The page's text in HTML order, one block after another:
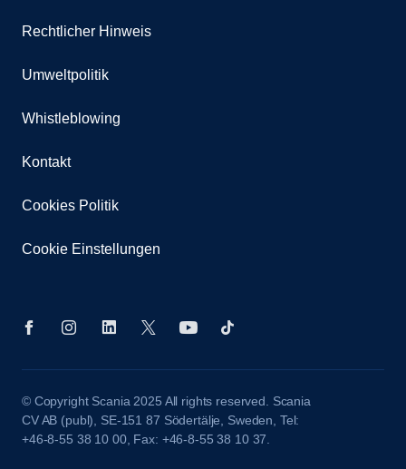
Rechtlicher Hinweis
Umweltpolitik
Whistleblowing
Kontakt
Cookies Politik
Cookie Einstellungen
© Copyright Scania 2025 All rights reserved. Scania
CV AB (publ), SE-151 87 Södertälje, Sweden, Tel:
+46-8-55 38 10 00, Fax: +46-8-55 38 10 37.